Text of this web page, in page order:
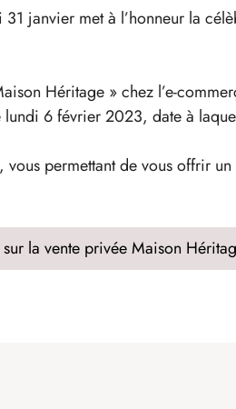
janvier met à l’honneur la
Héritage » chez l’e-
6 février 2023, date à
permettant de vous offrir
sur la vente privée Maison